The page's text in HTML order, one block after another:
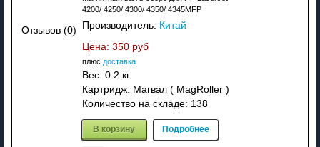
Отзывов (0)
4200/ 4250/ 4300/ 4350/ 4345MFP
Производитель: Китай
Цена: 350 руб
плюс доставка
Вес: 0.2 кг.
Картридж: Магвал ( MagRoller )
Количество на складе: 138
В корзину Подробнее